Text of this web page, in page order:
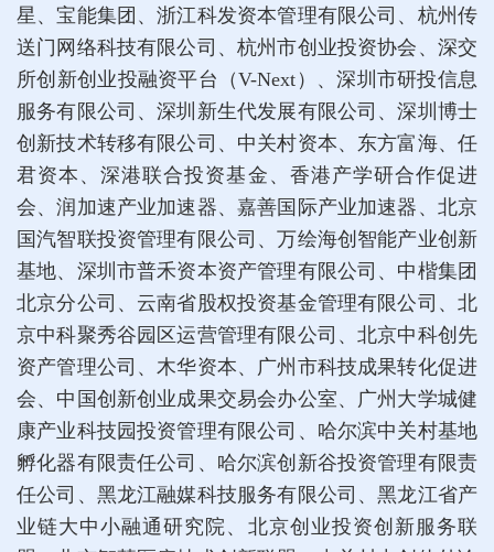
星、宝能集团、浙江科发资本管理有限公司、杭州传
送门网络科技有限公司、杭州市创业投资协会、深交
所创新创业投融资平台（V-Next）、深圳市研投信息
服务有限公司、深圳新生代发展有限公司、深圳博士
创新技术转移有限公司、中关村资本、东方富海、任
君资本、深港联合投资基金、香港产学研合作促进
会、润加速产业加速器、嘉善国际产业加速器、北京
国汽智联投资管理有限公司、万绘海创智能产业创新
基地、深圳市普禾资本资产管理有限公司、中楷集团
北京分公司、云南省股权投资基金管理有限公司、北
京中科聚秀谷园区运营管理有限公司、北京中科创先
资产管理公司、木华资本、广州市科技成果转化促进
会、中国创新创业成果交易会办公室、广州大学城健
康产业科技园投资管理有限公司、哈尔滨中关村基地
孵化器有限责任公司、哈尔滨创新谷投资管理有限责
任公司、黑龙江融媒科技服务有限公司、黑龙江省产
业链大中小融通研究院、北京创业投资创新服务联